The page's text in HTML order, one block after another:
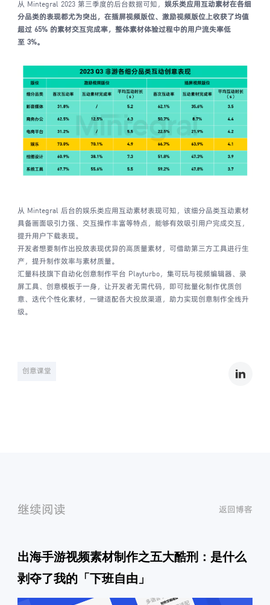
从 Mintegral 2023 第三季度的后台数据可知， 娱乐类应用互动素材在各细
分品类的表现都尤为突出，在插屏视频版位、激励视频版位上收获了均值
超过 65% 的素材交互完成率，整体素材体验过程中的用户流失率低
至3%。
从 Mintegral 后台的娱乐类应用互动素材表现可知，该细分品类互动素材
具备画面吸引力强、交互操作丰富等特点，能够有效吸引用户完成交互，
提升用户下载表现。
开发者想要制作出投放表现优异的高质量素材，可借助第三方工具进行生
产，提升制作效率与素材质量。
汇量科技旗下自动化创意制作平台 Playturbo，集可玩与视频编辑器、录
屏工具、创意模板于一身，让开发者无需代码，即可批量化制作优质创
意、迭代个性化素材，一键适配各大投放渠道，助力实现创意制作全线升
级。
创意课堂
继续阅读 返回博客
出海手游视频素材制作之五大酷刑：是什么
剥夺了我的「下班自由」